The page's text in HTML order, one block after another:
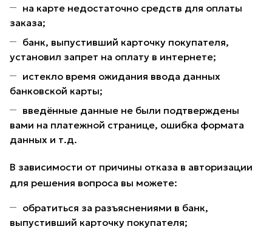
на карте недостаточно средств для оплаты
заказа;
банк, выпустивший карточку покупателя,
установил запрет на оплату в интернете;
истекло время ожидания ввода данных
банковской карты;
введённые данные не были подтверждены
вами на платежной странице, ошибка формата
данных и т.д.
В зависимости от причины отказа в авторизации
для решения вопроса вы можете:
обратиться за разъяснениями в банк,
выпустивший карточку покупателя;